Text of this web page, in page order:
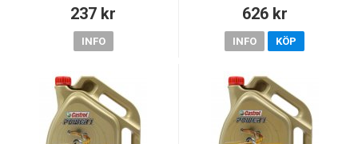
237 kr
INFO
626 kr
INFO KÖP